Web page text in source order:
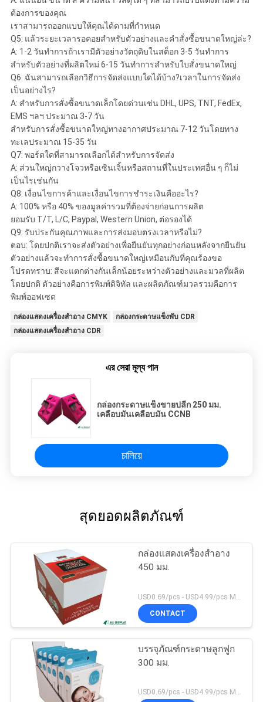
ต้องการของคุณ
เราสามารถออกแบบให้คุณได้ตามที่กำหนด
Q5: แล้วระยะเวลารอคอยสำหรับตัวอย่างและคำสั่งซื้อขนาดใหญ่ล่ะ?
A: 1-2 วันทำการถ้าเรามีตัวอย่างวัตถุดิบในสต็อก 3-5 วันทำการ
สำหรับตัวอย่างที่ผลิตใหม่ 6-15 วันทำการสำหรับใบสั่งขนาดใหญ่
Q6: ฉันสามารถเลือกวิธีการจัดส่งแบบใดได้บ้าง?เวลาในการจัดส่ง
เป็นอย่างไร?
A: สำหรับการสั่งซื้อขนาดเล็กโดยด่วนเช่น DHL, UPS, TNT, FedEx,
EMS ฯลฯ ประมาณ 3-7 วัน
สำหรับการสั่งซื้อขนาดใหญ่ทางอากาศประมาณ 7-12 วันโดยทาง
ทะเลประมาณ 15-35 วัน
Q7: พอร์ตใดที่สามารถเลือกได้สำหรับการจัดส่ง
A: ส่วนใหญ่กวางโจวหรือเซินเจิ้นหรือสถานที่ในประเทศอื่น ๆ ก็ไม่
เป็นไรเช่นกัน
Q8: เงื่อนไขการค้าและเงื่อนไขการชำระเงินคืออะไร?
A: 100% หรือ 40% ของมูลค่ารวมที่ต้องจ่ายก่อนการผลิต
ยอมรับ T/T, L/C, Paypal, Western Union, ต่อรองได้
Q9: รับประกันคุณภาพและการส่งมอบตรงเวลาหรือไม่?
ตอบ: โดยปกติเราจะส่งตัวอย่างเพื่อยืนยันทุกอย่างก่อนหลังจากยืนยัน
ตัวอย่างแล้วจะทำการสั่งซื้อขนาดใหญ่เหมือนกับที่คุณร้องขอ
โปรดทราบ: สีจะแตกต่างกันเล็กน้อยระหว่างตัวอย่างและมวลที่ผลิต
โดยปกติ ตัวอย่างคือการพิมพ์ดิจิทัล และผลิตภัณฑ์มวลรวมคือการ
พิมพ์ออฟเซต
กล่องแสดงเครื่องสำอาง CMYK
กล่องกระดาษแข็งพับ CDR
กล่องแสดงเครื่องสำอาง CDR
এর সেরা মূল্য পান
กล่องกระดาษแข็งขายปลีก 250 มม.
เคลือบมันเคลือบมัน CCNB
চালিয়ে
สุดยอดผลิตภัณฑ์
กล่องแสดงเครื่องสำอาง
450 มม.
CONTACT
บรรจุภัณฑ์กระดาษลูกฟูก
300 มม.
USD0.69/pcs - USD4.99/pcs MOQ:100PCS